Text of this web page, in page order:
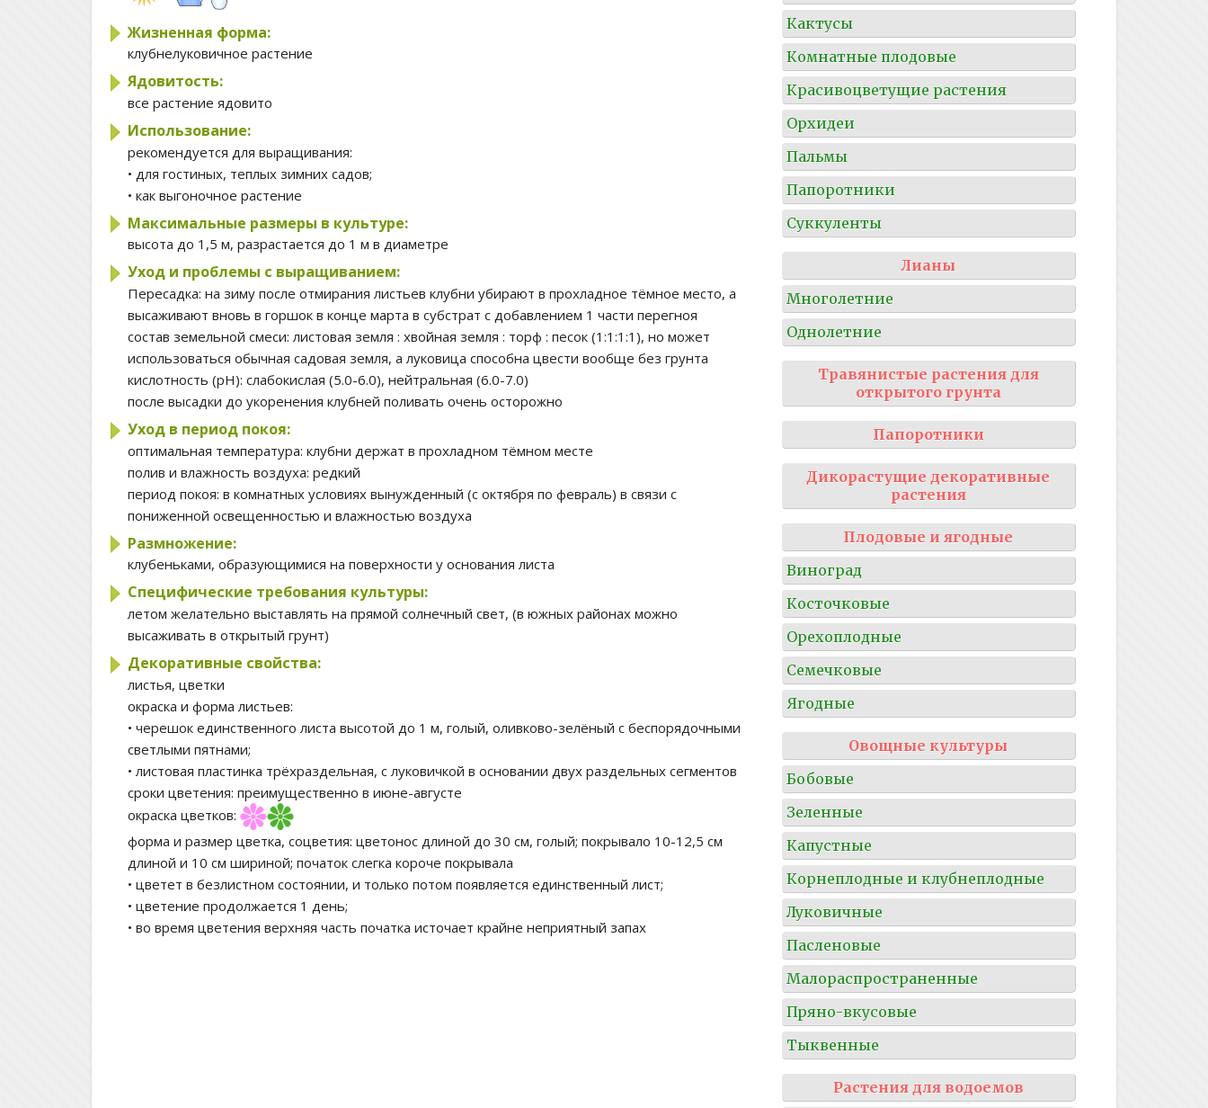
Жизненная форма:
клубнелуковичное растение
Ядовитость:
все растение ядовито
Использование:
рекомендуется для выращивания:
• для гостиных, теплых зимних садов;
• как выгоночное растение
Максимальные размеры в культуре:
высота до 1,5 м, разрастается до 1 м в диаметре
Уход и проблемы с выращиванием:
Пересадка: на зиму после отмирания листьев клубни убирают в прохладное тёмное место, а
высаживают вновь в горшок в конце марта в субстрат с добавлением 1 части перегноя
состав земельной смеси: листовая земля : хвойная земля : торф : песок (1:1:1:1), но может
использоваться обычная садовая земля, а луковица способна цвести вообще без грунта
кислотность (pH): слабокислая (5.0-6.0), нейтральная (6.0-7.0)
после высадки до укоренения клубней поливать очень осторожно
Уход в период покоя:
оптимальная температура: клубни держат в прохладном тёмном месте
полив и влажность воздуха: редкий
период покоя: в комнатных условиях вынужденный (с октября по февраль) в связи с
пониженной освещенностью и влажностью воздуха
Размножение:
клубеньками, образующимися на поверхности у основания листа
Специфические требования культуры:
летом желательно выставлять на прямой солнечный свет, (в южных районах можно
высаживать в открытый грунт)
Декоративные свойства:
листья, цветки
окраска и форма листьев:
• черешок единственного листа высотой до 1 м, голый, оливково-зелёный с беспорядочными
светлыми пятнами;
• листовая пластинка трёхраздельная, с луковичкой в основании двух раздельных сегментов
сроки цветения: преимущественно в июне-августе
окраска цветков:
форма и размер цветка, соцветия: цветонос длиной до 30 см, голый; покрывало 10-12,5 см
длиной и 10 см шириной; початок слегка короче покрывала
• цветет в безлистном состоянии, и только потом появляется единственный лист;
• цветение продолжается 1 день;
• во время цветения верхняя часть початка источает крайне неприятный запах
Кактусы
Комнатные плодовые
Красивоцветущие растения
Орхидеи
Пальмы
Папоротники
Суккуленты
Лианы
Многолетние
Однолетние
Травянистые растения для
открытого грунта
Папоротники
Дикорастущие декоративные
растения
Плодовые и ягодные
Виноград
Косточковые
Орехоплодные
Семечковые
Ягодные
Овощные культуры
Бобовые
Зеленные
Капустные
Корнеплодные и клубнеплодные
Луковичные
Пасленовые
Малораспространенные
Пряно-вкусовые
Тыквенные
Растения для водоемов